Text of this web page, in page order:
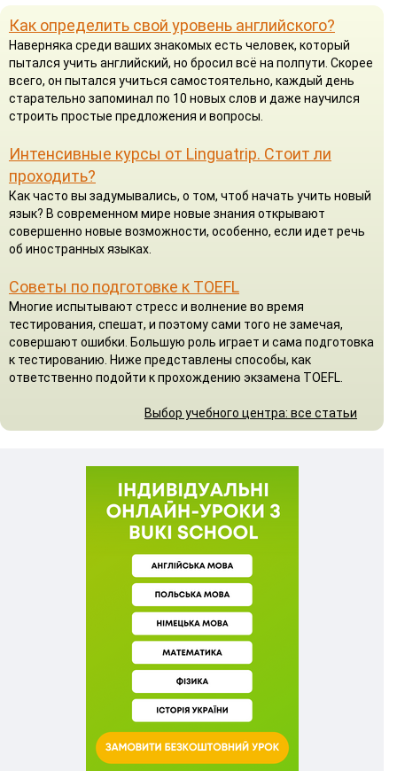
Как определить свой уровень английского?
Наверняка среди ваших знакомых есть человек, который
пытался учить английский, но бросил всё на полпути. Скорее
всего, он пытался учиться самостоятельно, каждый день
старательно запоминал по 10 новых слов и даже научился
строить простые предложения и вопросы.
Интенсивные курсы от Linguatrip. Стоит ли
проходить?
Как часто вы задумывались, о том, чтоб начать учить новый
язык? В современном мире новые знания открывают
совершенно новые возможности, особенно, если идет речь
об иностранных языках.
Советы по подготовке к TOEFL
Многие испытывают стресс и волнение во время
тестирования, спешат, и поэтому сами того не замечая,
совершают ошибки. Большую роль играет и сама подготовка
к тестированию. Ниже представлены способы, как
ответственно подойти к прохождению экзамена TOEFL.
Выбор учебного центра: все статьи